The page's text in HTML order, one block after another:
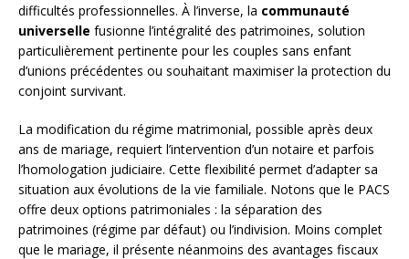
difficultés professionnelles. À l’inverse, la communauté
universelle fusionne l’intégralité des patrimoines, solution
particulièrement pertinente pour les couples sans enfant
d’unions précédentes ou souhaitant maximiser la protection du
conjoint survivant.
La modification du régime matrimonial, possible après deux
ans de mariage, requiert l’intervention d’un notaire et parfois
l’homologation judiciaire. Cette flexibilité permet d’adapter sa
situation aux évolutions de la vie familiale. Notons que le PACS
offre deux options patrimoniales : la séparation des
patrimoines (régime par défaut) ou l’indivision. Moins complet
que le mariage, il présente néanmoins des avantages fiscaux